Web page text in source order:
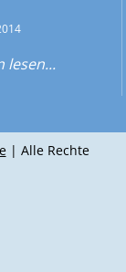
lesen...
| Alle Rechte